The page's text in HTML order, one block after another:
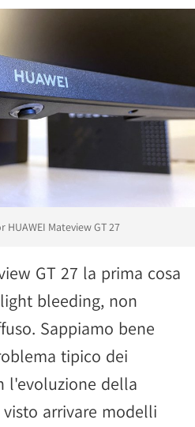
Mateview GT 27
GT 27 la prima cosa
bleeding, non
Sappiamo bene
tipico dei
l'evoluzione della
arrivare modelli